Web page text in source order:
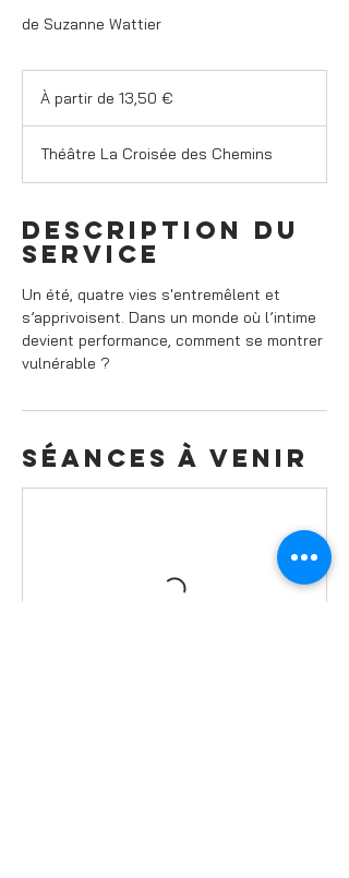
de Suzanne Wattier
partir
euros
À partir de 13,50 €
Théâtre La Croisée des Chemins
Description du
service
Un été, quatre vies s'entremêlent et
s’apprivoisent. Dans un monde où l’intime
devient performance, comment se montrer
vulnérable ?
Séances à venir